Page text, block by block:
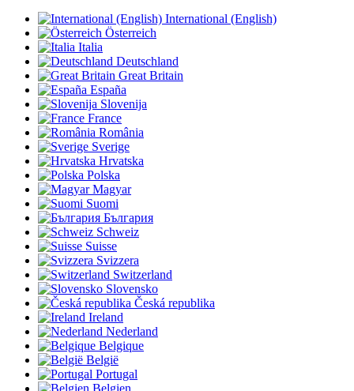
International (English)
Österreich
Italia
Deutschland
Great Britain
España
Slovenija
France
România
Sverige
Hrvatska
Polska
Magyar
Suomi
България
Schweiz
Suisse
Svizzera
Switzerland
Slovensko
Česká republika
Ireland
Nederland
Belgique
België
Portugal